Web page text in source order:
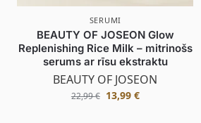
SERUMI
BEAUTY OF JOSEON Glow
Replenishing Rice Milk – mitrinošs
serums ar rīsu ekstraktu
BEAUTY OF JOSEON
22,99€ 13,99 €